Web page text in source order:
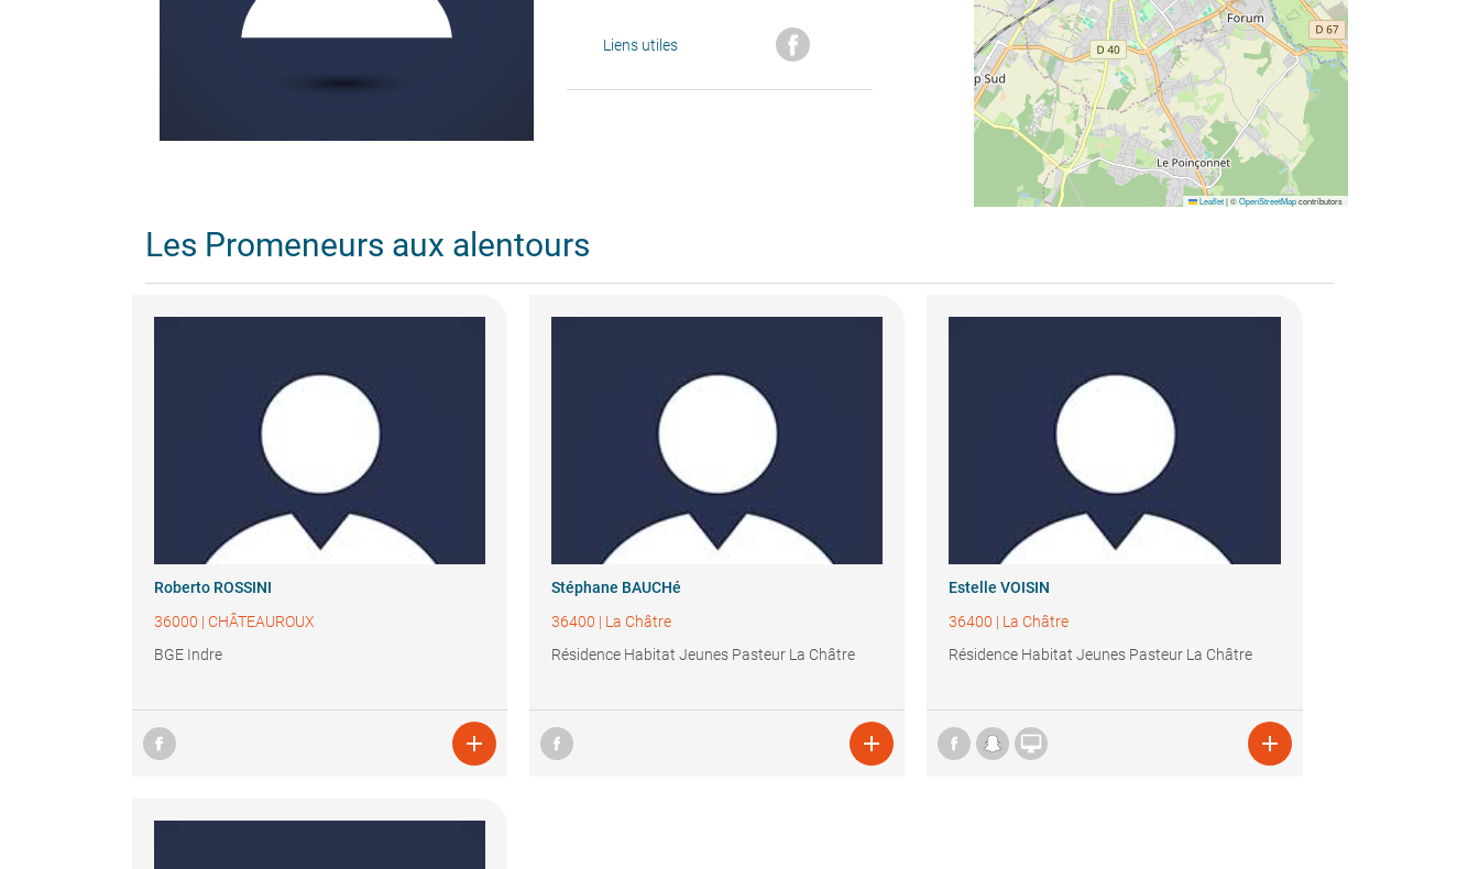
Liens utiles
Leaflet |©OpenStreetMapcontributors
Les Promeneurs aux alentours
Roberto ROSSINI
36000 | CHÂTEAUROUX
BGE Indre

Stéphane BAUCHé
36400 | La Châtre
Résidence Habitat Jeunes Pasteur La Châtre

Estelle VOISIN
36400 | La Châtre
Résidence Habitat Jeunes Pasteur La Châtre
 